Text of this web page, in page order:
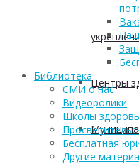
Центры
Библиотека
СМИ о нас
Видеоролики
Школы
Бесплатная
Другие